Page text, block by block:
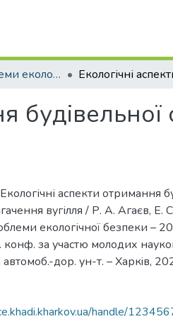
Галузеві проблеми екологічної безпеки – 2022
аспекти отримання
вугілля / Р. А. Агаєв,
екологічної безпеки –
конф. за участю молодих
автомоб.-дор. ун-т. – Харкiв,
handle/